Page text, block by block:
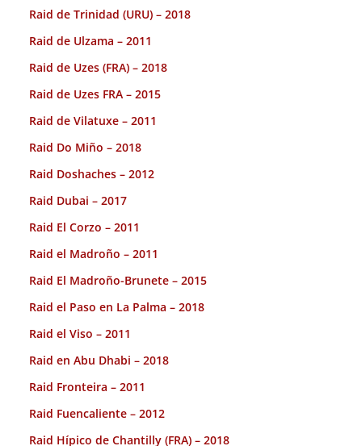
Raid de Trinidad (URU) – 2018
Raid de Ulzama – 2011
Raid de Uzes (FRA) – 2018
Raid de Uzes FRA – 2015
Raid de Vilatuxe – 2011
Raid Do Miño – 2018
Raid Doshaches – 2012
Raid Dubai – 2017
Raid El Corzo – 2011
Raid el Madroño – 2011
Raid El Madroño-Brunete – 2015
Raid el Paso en La Palma – 2018
Raid el Viso – 2011
Raid en Abu Dhabi – 2018
Raid Fronteira – 2011
Raid Fuencaliente – 2012
Raid Hípico de Chantilly (FRA) – 2018